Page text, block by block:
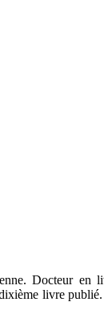
Docteur en
livre